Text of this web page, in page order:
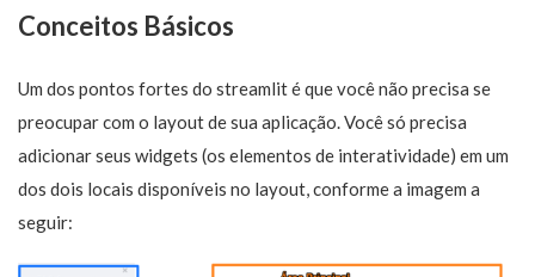
Conceitos Básicos
Um dos pontos fortes do streamlit é que você não precisa se
preocupar com o layout de sua aplicação. Você só precisa
adicionar seus widgets (os elementos de interatividade) em um
dos dois locais disponíveis no layout, conforme a imagem a
seguir: